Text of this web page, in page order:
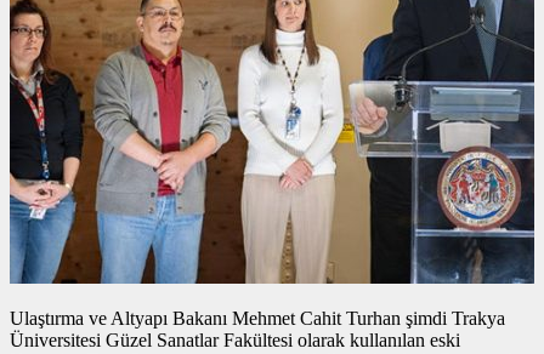
Ulaştırma ve Altyapı Bakanı Mehmet Cahit Turhan şimdi Trakya
Üniversitesi Güzel Sanatlar Fakültesi olarak kullanılan eski